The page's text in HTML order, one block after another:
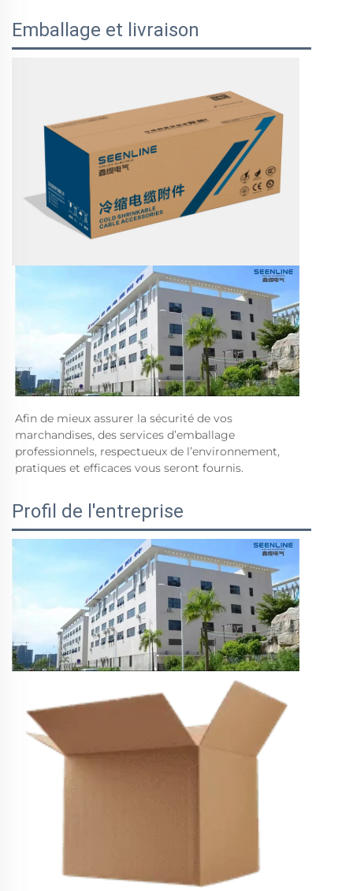
Emballage et livraison
Afin de mieux assurer la sécurité de vos
marchandises, des services d’emballage
professionnels, respectueux de l’environnement,
pratiques et efficaces vous seront fournis.
Profil de l'entreprise